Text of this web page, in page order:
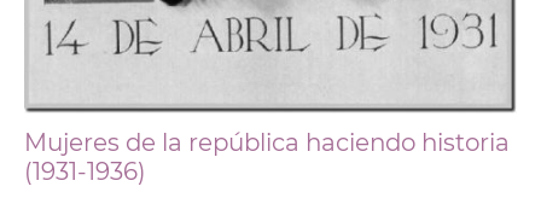
Mujeres de la república haciendo historia
(1931-1936)